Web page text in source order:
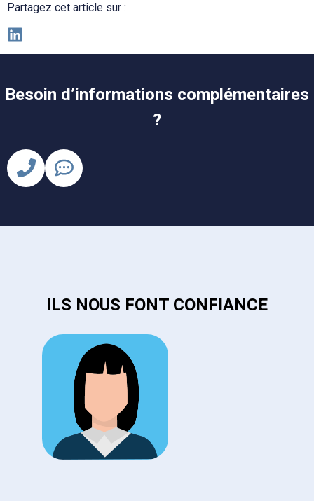
Partagez cet article sur :
Besoin d’informations complémentaires
?
ILS NOUS FONT CONFIANCE